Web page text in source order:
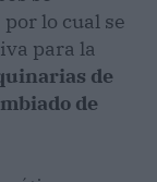
lo cual se
para la
de
de